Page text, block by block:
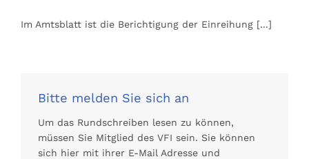
Im Amtsblatt ist die Berichtigung der Einreihung [...]
Bitte melden Sie sich an
Um das Rundschreiben lesen zu können,
müssen Sie Mitglied des VFI sein. Sie können
sich hier mit ihrer E-Mail Adresse und